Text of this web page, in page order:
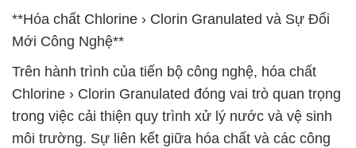
**Hóa chất Chlorine › Clorin Granulated và Sự Đổi
Mới Công Nghệ**
Trên hành trình của tiến bộ công nghệ, hóa chất
Chlorine › Clorin Granulated đóng vai trò quan trọng
trong việc cải thiện quy trình xử lý nước và vệ sinh
môi trường. Sự liên kết giữa hóa chất và các công